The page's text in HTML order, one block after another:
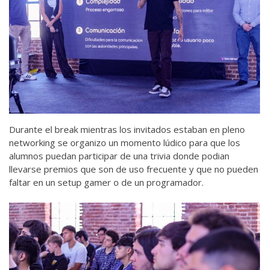
Durante el break mientras los invitados estaban en pleno
networking se organizo un momento lúdico para que los
alumnos puedan participar de una trivia donde podian
llevarse premios que son de uso frecuente y que no pueden
faltar en un setup gamer o de un programador.